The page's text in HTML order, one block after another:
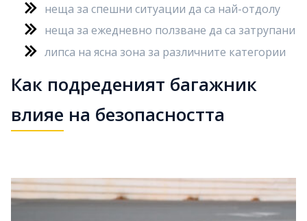
неща за спешни ситуации да са най-отдолу
неща за ежедневно ползване да са затрупани
липса на ясна зона за различните категории
Как подреденият багажник
влияе на безопасността